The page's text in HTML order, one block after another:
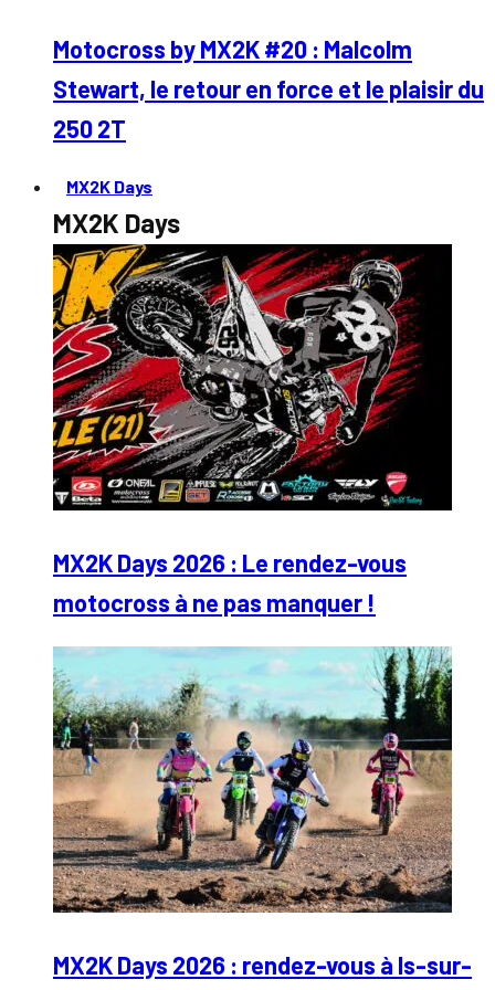
Motocross by MX2K #20 : Malcolm
Stewart, le retour en force et le plaisir du
250 2T
MX2K Days
MX2K Days
MX2K Days 2026 : Le rendez-vous
motocross à ne pas manquer !
MX2K Days 2026 : rendez-vous à Is-sur-